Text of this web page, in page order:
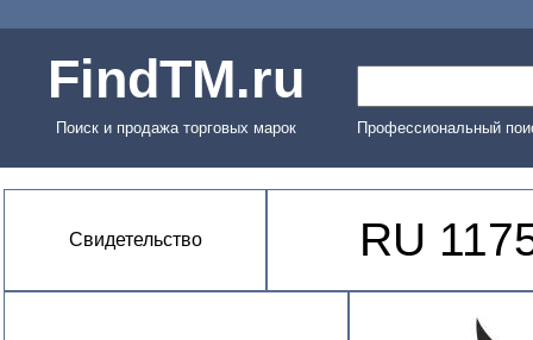
FindTM.ru
Поиск и продажа торговых марок Профессиональный
Свидетельство RU